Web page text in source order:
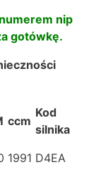
nip
gotówkę.
ccm
Kod
silnika
1991 D4EA